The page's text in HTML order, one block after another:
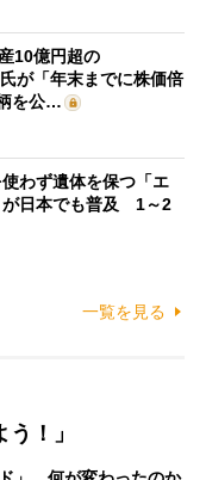
10億円超の
が「年末までに株価倍
を公…
使わず遺体を保つ「エ
が日本でも普及 1～2
一覧を見る
！」